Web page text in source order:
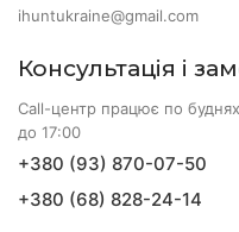
ihuntukraine@gmail.com
Консультація і
Call-центр працює по
до 17:00
+380 (93) 870-07-50
+380 (68) 828-24-14